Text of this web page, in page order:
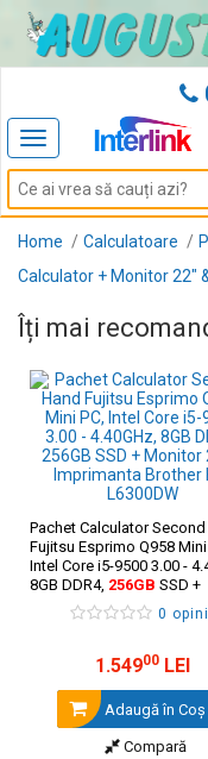
Toggle
navigation
Home Calculatoare
Calculator + Monitor 22"
Îți mai
Pachet Calculator Second
Fujitsu Esprimo Q958 Mini
Intel Core i5-9500 3.00 -
8GB DDR4, 256GB SSD +
Monitor 22" + Imprimanta
Brother HL-L6300DW
0
1.54900LEI
Adaugă în Coş
Compară